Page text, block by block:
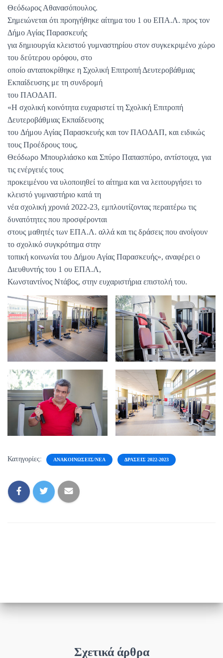
Θεόδωρος Αθανασόπουλος.
Σημειώνεται ότι προηγήθηκε αίτημα του 1 ου ΕΠΑ.Λ. προς τον
Δήμο Αγίας Παρασκευής
για δημιουργία κλειστού γυμναστηρίου στον συγκεκριμένο χώρο
του δεύτερου ορόφου, στο
οποίο ανταποκρίθηκε η Σχολική Επιτροπή Δευτεροβάθμιας
Εκπαίδευσης με τη συνδρομή
του ΠΑΟΔΑΠ.
«Η σχολική κοινότητα ευχαριστεί τη Σχολική Επιτροπή
Δευτεροβάθμιας Εκπαίδευσης
του Δήμου Αγίας Παρασκευής και τον ΠΑΟΔΑΠ, και ειδικώς
τους Προέδρους τους,
Θεόδωρο Μπουρλιάσκο και Σπύρο Παπασπύρο, αντίστοιχα, για
τις ενέργειές τους
προκειμένου να υλοποιηθεί το αίτημα και να λειτουργήσει το
κλειστό γυμναστήριο κατά τη
νέα σχολική χρονιά 2022-23, εμπλουτίζοντας περαιτέρω τις
δυνατότητες που προσφέρονται
στους μαθητές των ΕΠΑ.Λ. αλλά και τις δράσεις που ανοίγουν
το σχολικό συγκρότημα στην
τοπική κοινωνία του Δήμου Αγίας Παρασκευής», αναφέρει ο
Διευθυντής του 1 ου ΕΠΑ.Λ,
Κωνσταντίνος Ντάβος, στην ευχαριστήρια επιστολή του.
Κατηγορίες: ΑΝΑΚΟΙΝΏΣΕΙΣ/ΝΈΑ ΔΡΆΣΕΙΣ 2022-2023
Σχετικά άρθρα